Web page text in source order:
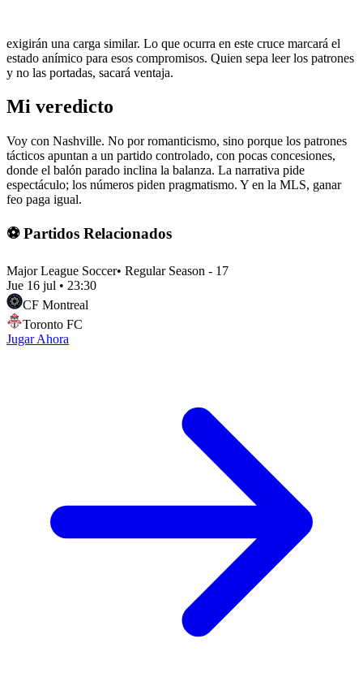
exigirán una carga similar. Lo que ocurra en este cruce marcará el
estado anímico para esos compromisos. Quien sepa leer los patrones
y no las portadas, sacará ventaja.
Mi veredicto
Voy con Nashville. No por romanticismo, sino porque los patrones
tácticos apuntan a un partido controlado, con pocas concesiones,
donde el balón parado inclina la balanza. La narrativa pide
espectáculo; los números piden pragmatismo. Y en la MLS, ganar
feo paga igual.
⚽ Partidos Relacionados
Major League Soccer• Regular Season - 17
Jue 16 jul • 23:30
CF Montreal
Toronto FC
Jugar Ahora